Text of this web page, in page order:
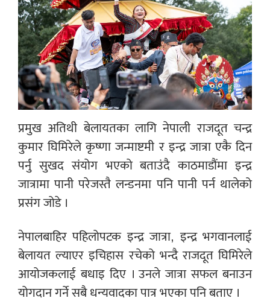
प्रमुख अतिथी बेलायतका लागि नेपाली राजदूत चन्द्र
कुमार घिमिरेले कृष्णा जन्माष्टमी र इन्द्र जात्रा एकै दिन
पर्नु सुखद संयोग भएको बताउंदै काठमाडौंमा इन्द्र
जात्रामा पानी परेजस्तै लन्डनमा पनि पानी पर्न थालेको
प्रसंग जोडे ।
नेपालबाहिर पहिलोपटक इन्द्र जात्रा, इन्द्र भगवानलाई
बेलायत ल्याएर इचिहास रचेको भन्दै राजदूत घिमिरेले
आयोजकलाई बधाइ दिए । उनले जात्रा सफल बनाउन
योगदान गर्ने सबै धन्यवादका पात्र भएका पनि बताए ।